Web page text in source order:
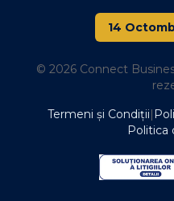
14
© 2026 Connect
Termeni și Condiții|
Politica